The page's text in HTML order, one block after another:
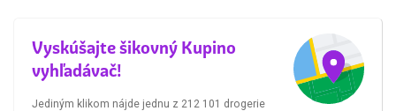
Vyskúšajte šikovný Kupino
vyhľadávač!
Jediným klikom nájde jednu z 212 101 drogerie